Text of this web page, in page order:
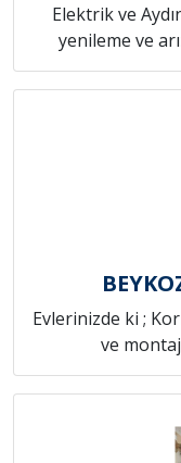
Elektrik ve
yenileme ve
Evlerinizde ki ;
ve